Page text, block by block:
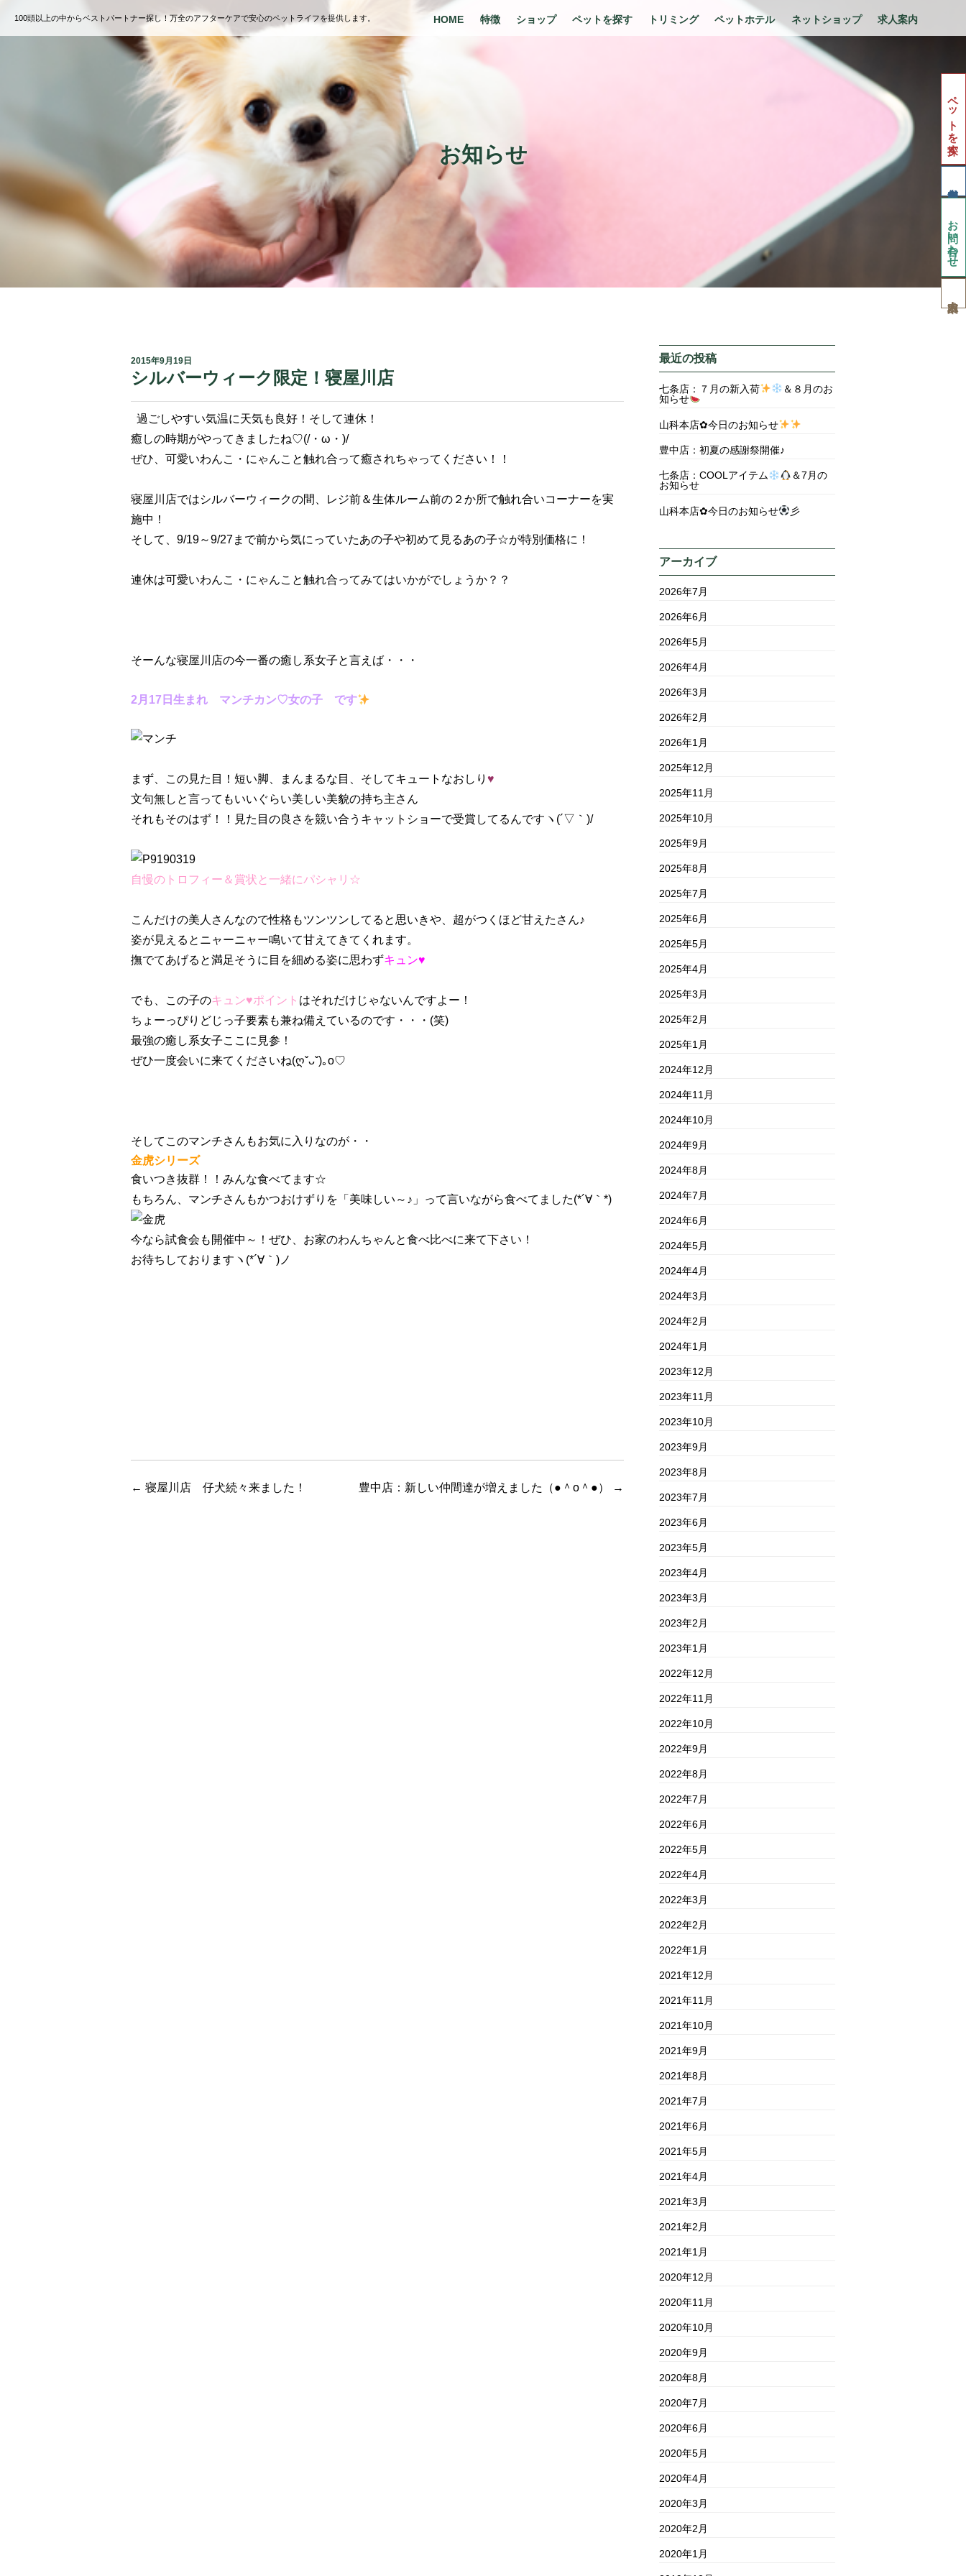
お知らせ
100頭以上の中からベストパートナー探し！万全のアフターケアで安心のペットライフを提供します。 HOME 特徴 ショップ ペットを探す トリミング ペットホテル ネットショップ 求人案内
ペットを探す
お問い合わせ
2015年9月19日
シルバーウィーク限定！寝屋川店
過ごしやすい気温に天気も良好！そして連休！
癒しの時期がやってきましたね♡(/・ω・)/
ぜひ、可愛いわんこ・にゃんこと触れ合って癒されちゃってください！！
寝屋川店ではシルバーウィークの間、レジ前＆生体ルーム前の２か所で触れ合いコーナーを実
施中！
そして、9/19～9/27まで前から気にっていたあの子や初めて見るあの子☆が特別価格に！
連休は可愛いわんこ・にゃんこと触れ合ってみてはいかがでしょうか？？
そーんな寝屋川店の今一番の癒し系女子と言えば・・・
2月17日生まれ マンチカン♡女の子 です
まず、この見た目！短い脚、まんまるな目、そしてキュートなおしり ♥
文句無しと言ってもいいぐらい美しい美貌の持ち主さん
それもそのはず！！見た目の良さを競い合うキャットショーで受賞してるんですヽ(´▽｀)/
自慢のトロフィー＆賞状と一緒にパシャリ☆
こんだけの美人さんなので性格もツンツンしてると思いきや、超がつくほど甘えたさん♪
姿が見えるとニャーニャー鳴いて甘えてきてくれます。
撫でてあげると満足そうに目を細める姿に思わずキュン♥
でも、この子のキュン♥ポイント はそれだけじゃないんですよー！
ちょーっぴりどじっ子要素も兼ね備えているのです・・・(笑)
最強の癒し系女子ここに見参！
ぜひ一度会いに来てくださいね(ღˇᴗˇ)｡o♡
そしてこのマンチさんもお気に入りなのが・・
金虎シリーズ
食いつき抜群！！みんな食べてます☆
もちろん、マンチさんもかつおけずりを「美味しい～♪」って言いながら食べてました(*´∀｀*)
今なら試食会も開催中～！ぜひ、お家のわんちゃんと食べ比べに来て下さい！
お待ちしておりますヽ(*´∀｀)ノ
← 寝屋川店 仔犬続々来ました！ 豊中店：新しい仲間達が増えました（●＾o＾●） →
最近の投稿
七条店：７月の新入荷
＆８月のお
知らせ
山科本店✿今日のお知らせ
豊中店：初夏の感謝祭開催♪
七条店：COOLアイテム
＆7月の
お知らせ
山科本店✿今日のお知らせ 彡
アーカイブ
2026年7月
2026年6月
2026年5月
2026年4月
2026年3月
2026年2月
2026年1月
2025年12月
2025年11月
2025年10月
2025年9月
2025年8月
2025年7月
2025年6月
2025年5月
2025年4月
2025年3月
2025年2月
2025年1月
2024年12月
2024年11月
2024年10月
2024年9月
2024年8月
2024年7月
2024年6月
2024年5月
2024年4月
2024年3月
2024年2月
2024年1月
2023年12月
2023年11月
2023年10月
2023年9月
2023年8月
2023年7月
2023年6月
2023年5月
2023年4月
2023年3月
2023年2月
2023年1月
2022年12月
2022年11月
2022年10月
2022年9月
2022年8月
2022年7月
2022年6月
2022年5月
2022年4月
2022年3月
2022年2月
2022年1月
2021年12月
2021年11月
2021年10月
2021年9月
2021年8月
2021年7月
2021年6月
2021年5月
2021年4月
2021年3月
2021年2月
2021年1月
2020年12月
2020年11月
2020年10月
2020年9月
2020年8月
2020年7月
2020年6月
2020年5月
2020年4月
2020年3月
2020年2月
2020年1月